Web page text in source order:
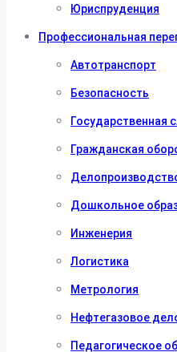
Юриспруденция
Профессиональная
Автотранспорт
Безопасность
Государственная
Гражданская
Дошкольное
Инженерия
Логистика
Метрология
Нефтегазовое
Педагогическое